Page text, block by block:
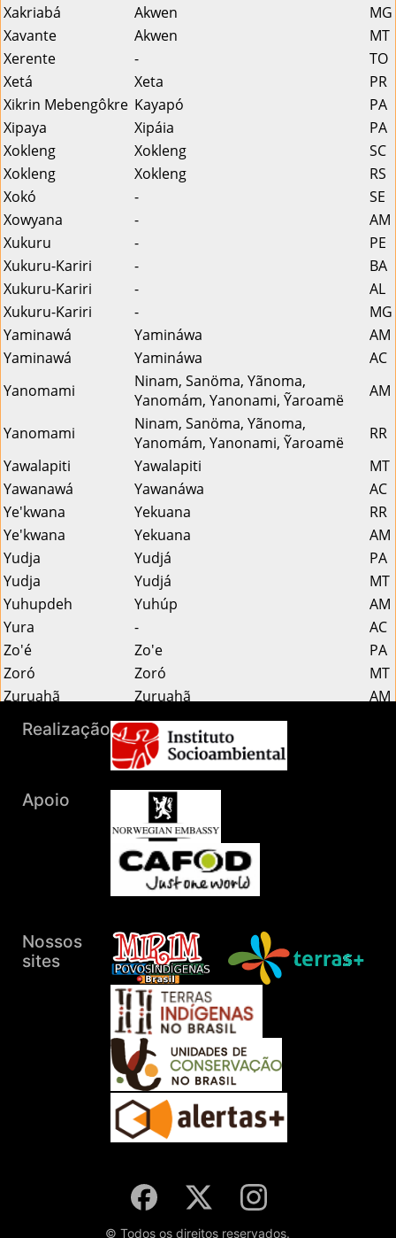
Xakriabá
Akwen
MG
Xavante
Akwen
MT
Xerente
-
TO
Xetá
Xeta
PR
Xikrin Mebengôkre Kayapó
PA
Xipaya
Xipáia
PA
Xokleng
Xokleng
SC
Xokleng
Xokleng
RS
Xokó
-
SE
Xowyana
-
AM
Xukuru
-
PE
Xukuru-Kariri
-
BA
Xukuru-Kariri
-
AL
Xukuru-Kariri
-
MG
Yaminawá
Yamináwa
AM
Yaminawá
Yamináwa
AC
Yanomami
Ninam, Sanöma, Yãnoma,
Yanomám, Yanonami, Ỹaroamë
AM
Yanomami
Ninam, Sanöma, Yãnoma,
Yanomám, Yanonami, Ỹaroamë
RR
Yawalapiti
Yawalapiti
MT
Yawanawá
Yawanáwa
AC
Ye'kwana
Yekuana
RR
Ye'kwana
Yekuana
AM
Yudja
Yudjá
PA
Yudja
Yudjá
MT
Yuhupdeh
Yuhúp
AM
Yura
-
AC
Zo'é
Zo'e
PA
Zoró
Zoró
MT
Zuruahã
Zuruahã AM